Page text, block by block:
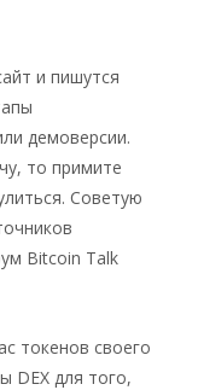
и пишутся
демоверсии.
то примите
Советую
Bitcoin Talk
токенов своего
DEX для того,